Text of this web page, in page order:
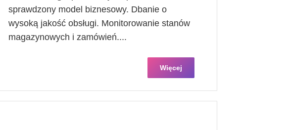
sprawdzony model biznesowy. Dbanie o
wysoką jakość obsługi. Monitorowanie stanów
magazynowych i zamówień....
Więcej